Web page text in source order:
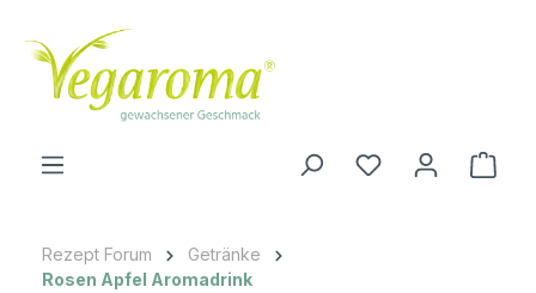
Zum Hauptinhalt springen
Rezept Forum
Getränke
Rosen Apfel Aromadrink